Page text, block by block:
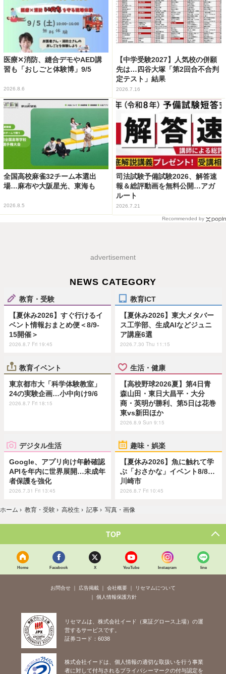
医療✕消防、縫合デモやAED講
習も「おしごと体験博」9/5
2026.8.6
【中学受験2027】人気校の併願
先は…四谷大塚「第2回合不合判
定テスト」結果
2026.7.16
全国高校麻雀32チーム本選出
場…麻布や大阪星光、東海も
2026.8.5
司法試験予備試験2026、解答速
報＆総評動画を無料公開…アガ
ルート
2026.7.21
Recommended by
advertisement
NEWS CATEGORY
教育・受験
【夏休み2026】すぐ行けるイ
ベント情報おまとめ便＜8/9-
15開催＞
2026.8.7 Fri 19:45
教育ICT
【夏休み2026】東大メタバー
ス工学部、生成AIなどジュニ
ア講座6選
2026.7.30 Thu 11:15
教育イベント
東京都市大「科学体験教室」
24の実験企画…小中向け9/6
2026.8.7 Fri 18:15
生活・健康
【高校野球2026夏】第4日青
森山田・東日大昌平・大分
商・英明が勝利、第5日は花巻
東vs新田ほか
2026.8.9 Sun 9:15
デジタル生活
Google、アプリ向け年齢確認
APIを年内に世界展開…未成年
者保護を強化
2026.7.31 Fri 13:45
趣味・娯楽
【夏休み2026】魚に触れて学
ぶ「おさかな」イベント8/8…
川崎市
2026.8.7 Fri 10:45
ホーム › 教育・受験 › 高校生 › 記事 › 写真・画像
TOP
Home Facebook X YouTube Instagram line
お問合せ 広告掲載 会社概要
リセマムについて
個人情報保護方針
リセマムは、株式会社イード（東証グロース上場）の運
営するサービスです。
証券コード：6038
株式会社イードは、個人情報の適切な取扱いを行う事業
者に対して付与されるプライバシーマークの付与認定を